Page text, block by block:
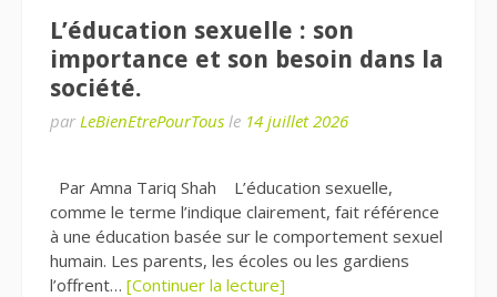
L’éducation sexuelle : son
importance et son besoin dans la
société.
par LeBienEtrePourTous le 14 juillet 2026
Par Amna Tariq Shah L’éducation sexuelle,
comme le terme l’indique clairement, fait référence
à une éducation basée sur le comportement sexuel
humain. Les parents, les écoles ou les gardiens
l’offrent… [Continuer la lecture]